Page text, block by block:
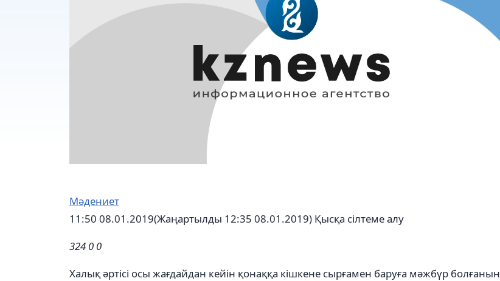
Мәдениет
11:50 08.01.2019(Жаңартылды 12:35 08.01.2019) Қысқа сілтеме алу
324 0 0
Халық әртісі осы жағдайдан кейін қонаққа кішкене сырғамен баруға мәжбүр болғанын